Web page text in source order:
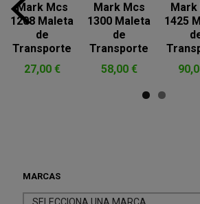
MARCAS
Mark Mcs
1208 Maleta
de
Transporte
27,00 €
Mark Mcs
1300 Maleta
de
Transporte
58,00 €
1425